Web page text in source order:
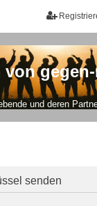
von
und deren
senden